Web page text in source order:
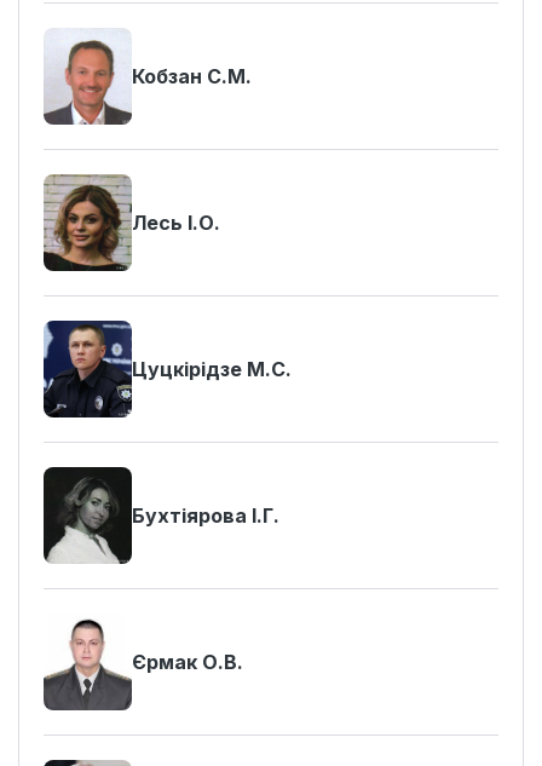
Кобзан С.М.
Лесь І.О.
Цуцкірідзе М.С.
Бухтіярова І.Г.
Єрмак О.В.